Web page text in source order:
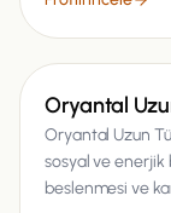
Oryantal
Oryantal Uzun
sosyal ve enerjik
beslenmesi ve